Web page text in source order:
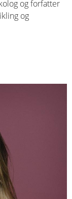
og forfatter
og